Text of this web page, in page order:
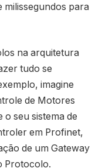
milissegundos para
na arquitetura
tudo se
imagine
de Motores
o seu sistema de
em Profinet,
de um Gateway
Protocolo.